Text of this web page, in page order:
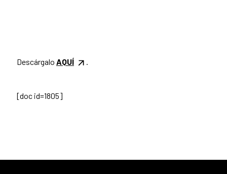
Descárgalo AQUÍ .
[doc id=1805]